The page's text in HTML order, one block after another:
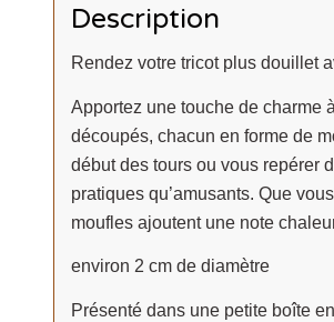
Description
Rendez votre tricot plus douillet
Apportez une touche de charme
découpés, chacun en forme de
début des tours ou vous repérer
pratiques qu’amusants. Que
moufles ajoutent une note
environ 2 cm de diamètre
Présenté dans une petite boîte